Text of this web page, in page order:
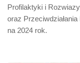
Profilaktyki i
oraz
na 2024 rok.